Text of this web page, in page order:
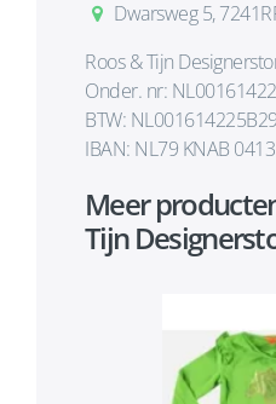
Dwarsweg 5,
Roos & Tijn
Onder. nr:
BTW: NL001614225B29
IBAN: NL79 KNAB
Meer
Tijn